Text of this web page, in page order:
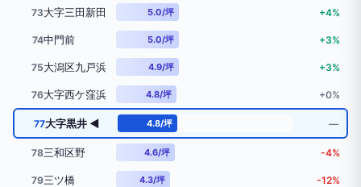
73大字三田新田 5.0/坪 +4%
74中門前 5.0/坪 +3%
75大潟区九戸浜 4.9/坪 +3%
76大字西ケ窪浜 4.8/坪 +0%
77大字黒井 ◀ 4.8/坪 ―
78三和区野 4.6/坪 -4%
79三ツ橋 4.3/坪 -12%